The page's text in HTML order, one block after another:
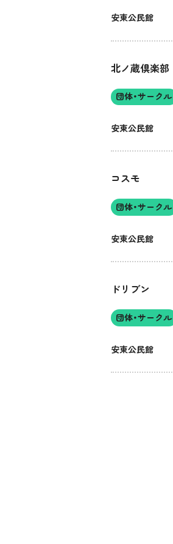
安東公民館
北ノ蔵倶楽部
団体・サークル
安東公民館
コスモ
団体・サークル
安東公民館
ドリブン
団体・サークル
安東公民館